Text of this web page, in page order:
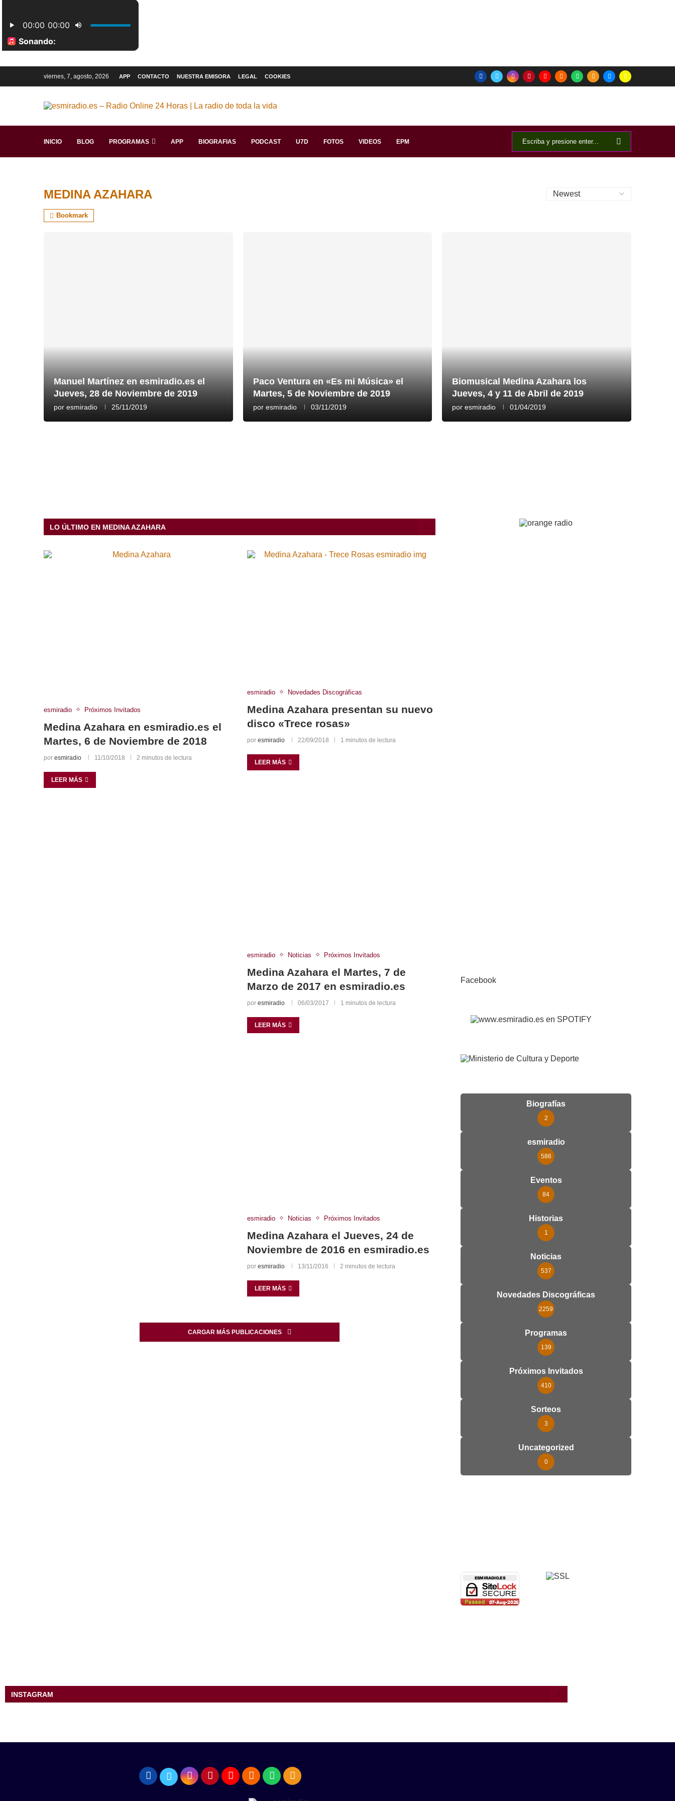
viernes, 7, agosto, 2026 APP CONTACTO NUESTRA EMISORA LEGAL COOKIES
INICIO BLOG PROGRAMAS APP BIOGRAFIAS PODCAST U7D FOTOS VIDEOS EPM
MEDINA AZAHARA
Bookmark
Manuel Martínez en esmiradio.es el
Jueves, 28 de Noviembre de 2019
por esmiradio 25/11/2019
Paco Ventura en «Es mi Música» el
Martes, 5 de Noviembre de 2019
por esmiradio 03/11/2019
Biomusical Medina Azahara los
Jueves, 4 y 11 de Abril de 2019
poresmiradio 01/04/2019
LO ÚLTIMO EN MEDINA AZAHARA
esmiradio Próximos Invitados
Medina Azahara en esmiradio.es el
Martes, 6 de Noviembre de 2018
por esmiradio 11/10/2018 2 minutos de lectura
LEER MÁS
esmiradio Novedades Discográficas
Medina Azahara presentan su nuevo
disco «Trece rosas»
por esmiradio 22/09/2018 1 minutos de lectura
LEER MÁS
esmiradio Noticias Próximos Invitados
Medina Azahara el Martes, 7 de
Marzo de 2017 en esmiradio.es
por esmiradio 06/03/2017 1 minutos de lectura
LEER MÁS
esmiradio Noticias Próximos Invitados
Medina Azahara el Jueves, 24 de
Noviembre de 2016 en esmiradio.es
por esmiradio 13/11/2016 2 minutos de lectura
LEER MÁS
CARGAR MÁS PUBLICACIONES
Facebook
Biografías
2
esmiradio
586
Eventos
84
Historias
1
Noticias
537
Novedades Discográficas
2259
Programas
139
Próximos Invitados
410
Sorteos
3
Uncategorized
0
INSTAGRAM